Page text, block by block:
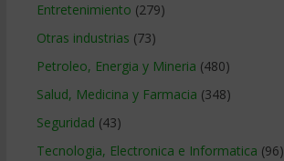
Entretenimiento (279)
Otras industrias (73)
Petroleo, Energia y Mineria (480)
Salud, Medicina y Farmacia (348)
Seguridad (43)
Tecnologia, Electronica e Informatica (96)